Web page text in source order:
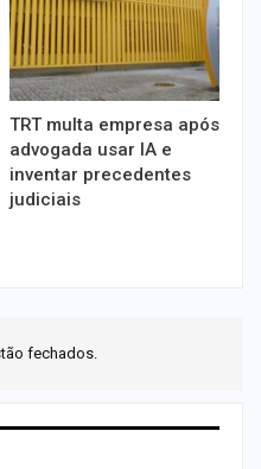
TRT multa empresa após
advogada usar IA e
inventar precedentes
judiciais
fechados.